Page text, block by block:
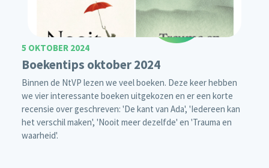
5 OKTOBER 2024
Boekentips oktober 2024
Binnen de NtVP lezen we veel boeken. Deze keer hebben
we vier interessante boeken uitgekozen en er een korte
recensie over geschreven: 'De kant van Ada', 'Iedereen kan
het verschil maken', 'Nooit meer dezelfde' en 'Trauma en
waarheid'.